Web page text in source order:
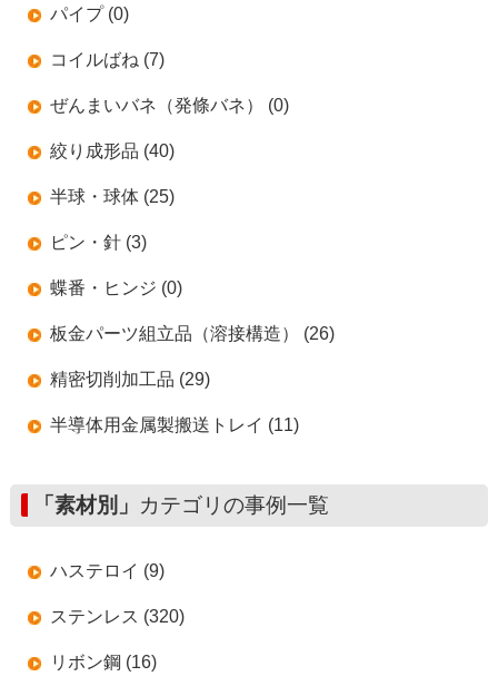
パイプ (0)
コイルばね (7)
ぜんまいバネ（発條バネ） (0)
絞り成形品 (40)
半球・球体 (25)
ピン・針 (3)
蝶番・ヒンジ (0)
板金パーツ組立品（溶接構造） (26)
精密切削加工品 (29)
半導体用金属製搬送トレイ (11)
「素材別」 カテゴリの事例一覧
ハステロイ (9)
ステンレス (320)
リボン鋼 (16)